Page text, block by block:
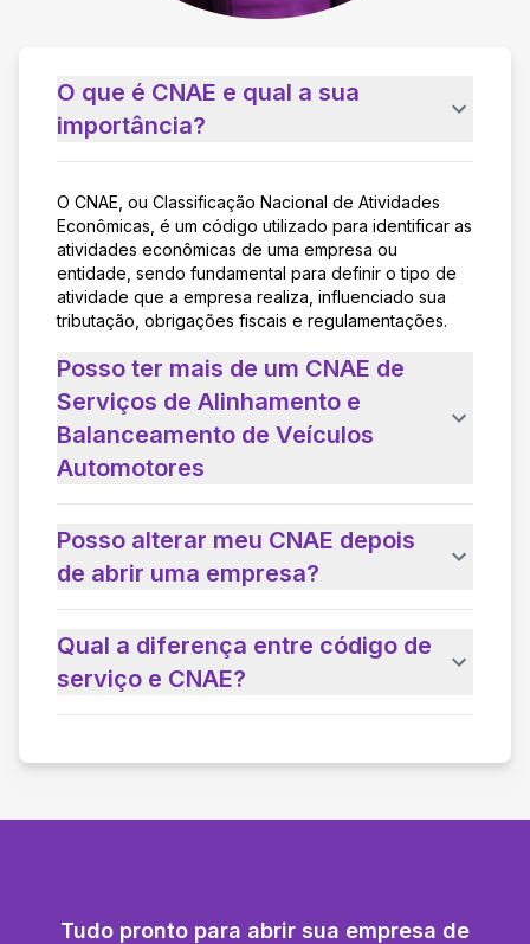
O que é CNAE e qual a sua
importância?
O CNAE, ou Classificação Nacional de Atividades
Econômicas, é um código utilizado para identificar as
atividades econômicas de uma empresa ou
entidade, sendo fundamental para definir o tipo de
atividade que a empresa realiza, influenciado sua
tributação, obrigações fiscais e regulamentações.
Posso ter mais de um CNAE de
Serviços de Alinhamento e
Balanceamento de Veículos
Automotores
Posso alterar meu CNAE depois
de abrir uma empresa?
Qual a diferença entre código de
serviço e CNAE?
Tudo pronto para abrir sua empresa de